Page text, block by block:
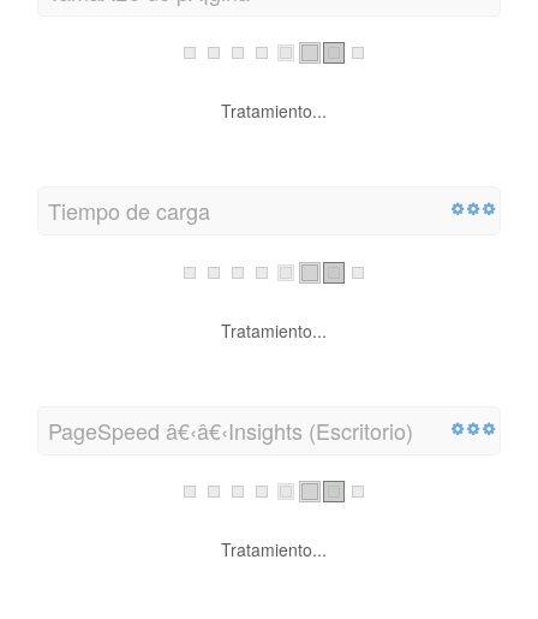
Tratamiento...
Tiempo de carga
Tratamiento...
PageSpeed â€‹â€‹Insights (Escritorio)
Tratamiento...